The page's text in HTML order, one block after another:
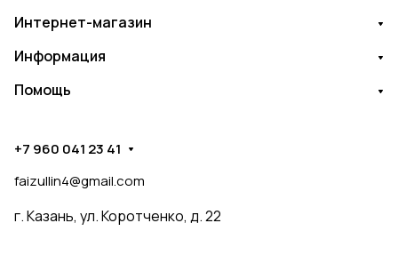
Интернет-магазин
Информация
Помощь
+7 960 041 23 41
faizullin4@gmail.com
г. Казань, ул. Коротченко, д. 22